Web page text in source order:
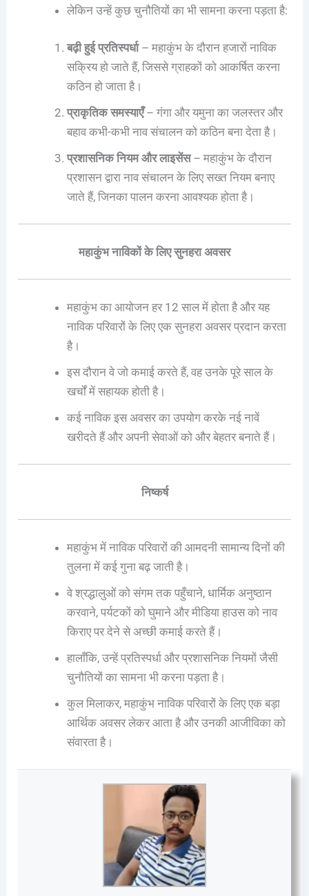
लेकिन उन्हें कुछ चुनौतियों का भी सामना करना पड़ता है:
बढ़ी हुई प्रतिस्पर्धा– महाकुंभ के दौरान हजारों नाविक
सक्रिय हो जाते हैं, जिससे ग्राहकों को आकर्षित करना
कठिन हो जाता है।
प्राकृतिक समस्याएँ– गंगा और यमुना का जलस्तर और
बहाव कभी-कभी नाव संचालन को कठिन बना देता है।
प्रशासनिक नियम और लाइसेंस– महाकुंभ के दौरान
प्रशासन द्वारा नाव संचालन के लिए सख्त नियम बनाए
जाते हैं, जिनका पालन करना आवश्यक होता है।
महाकुंभ नाविकों के लिए सुनहरा अवसर
महाकुंभ का आयोजन हर 12 साल में होता है और यह
नाविक परिवारों के लिए एक सुनहरा अवसर प्रदान करता
है।
इस दौरान वे जो कमाई करते हैं, वह उनके पूरे साल के
खर्चों में सहायक होती है।
कई नाविक इस अवसर का उपयोग करके नई नावें
खरीदते हैं और अपनी सेवाओं को और बेहतर बनाते हैं।
निष्कर्ष
महाकुंभ में नाविक परिवारों की आमदनी सामान्य दिनों की
तुलना में कई गुना बढ़ जाती है।
वे श्रद्धालुओं को संगम तक पहुँचाने, धार्मिक अनुष्ठान
करवाने, पर्यटकों को घुमाने और मीडिया हाउस को नाव
किराए पर देने से अच्छी कमाई करते हैं।
हालाँकि, उन्हें प्रतिस्पर्धा और प्रशासनिक नियमों जैसी
चुनौतियों का सामना भी करना पड़ता है।
कुल मिलाकर, महाकुंभ नाविक परिवारों के लिए एक बड़ा
आर्थिक अवसर लेकर आता है और उनकी आजीविका को
संवारता है।